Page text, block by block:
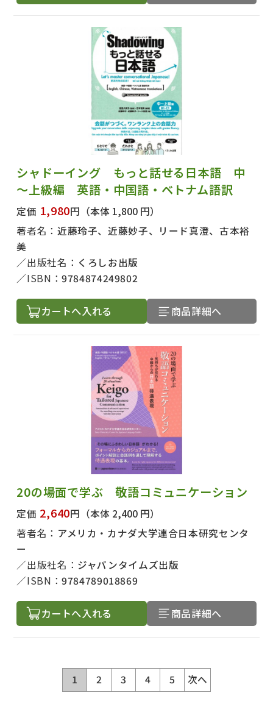
シャドーイング もっと話せる日本語 中
～上級編 英語・中国語・ベトナム語訳
定価 1,980円 （本体 1,800 円）
著者名： 近藤玲子、近藤妙子、リード真澄、古本裕
美
出版社名： くろしお出版
ISBN：9784874249802
カートへ入れる 商品詳細へ
20の場面で学ぶ 敬語コミュニケーション
定価 2,640円 （本体 2,400 円）
著者名： アメリカ・カナダ大学連合日本研究センタ
ー
出版社名： ジャパンタイムズ出版
ISBN：9784789018869
カートへ入れる 商品詳細へ
1 2 3 4 5 次へ